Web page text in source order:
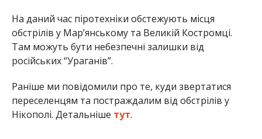
На даний час піротехніки обстежують місця
обстрілів у Мар’янському та Великій Костромці.
Там можуть бути небезпечні залишки від
російських “Ураганів”.
Раніше ми повідомили про те, куди звертатися
переселенцям та постраждалим від обстрілів у
Нікополі. Детальніше тут.